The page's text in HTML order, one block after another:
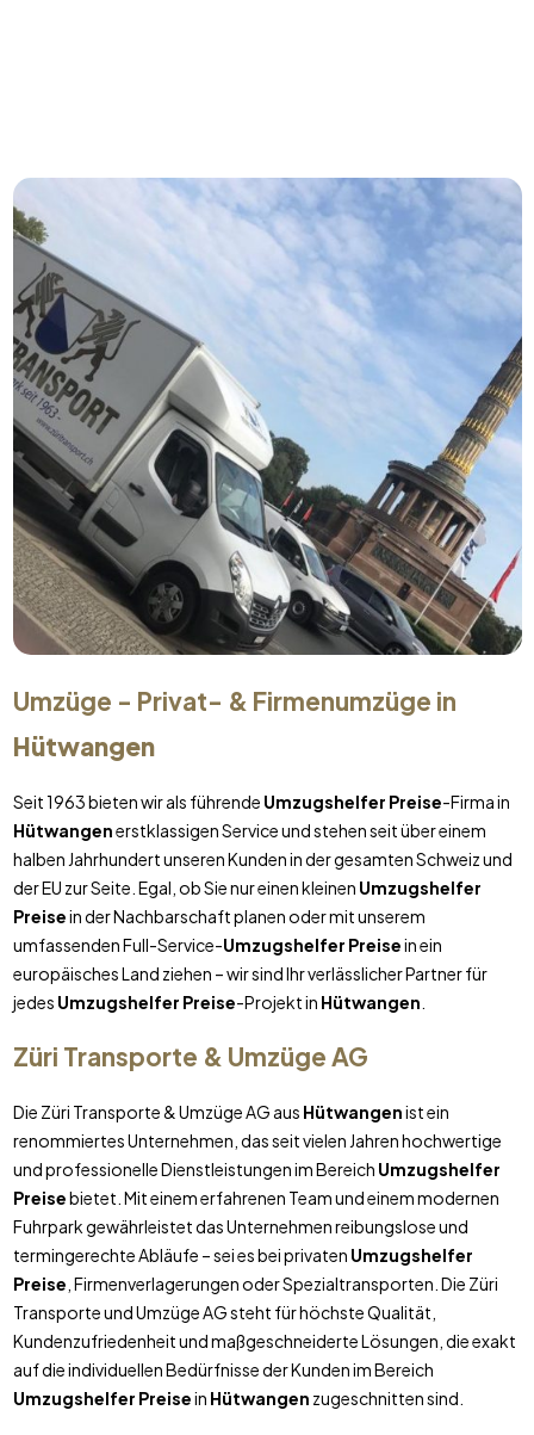
Umzüge - Privat- & Firmenumzüge in
Hütwangen
Seit 1963 bieten wir als führende Umzugshelfer Preise-Firma in
Hütwangenerstklassigen Service und stehen seit über einem
halben Jahrhundert unseren Kunden in der gesamten Schweiz und
der EU zur Seite. Egal, ob Sie nur einen kleinen Umzugshelfer
Preisein der Nachbarschaft planen oder mit unserem
umfassenden Full-Service-Umzugshelfer Preisein ein
europäisches Land ziehen – wir sind Ihr verlässlicher Partner für
jedes Umzugshelfer Preise-Projekt in Hütwangen
Züri Transporte & Umzüge AG
Die Züri Transporte & Umzüge AG aus Hütwangenist ein
renommiertes Unternehmen, das seit vielen Jahren hochwertige
und professionelle Dienstleistungen im Bereich Umzugshelfer
Preisebietet. Mit einem erfahrenen Team und einem modernen
Fuhrpark gewährleistet das Unternehmen reibungslose und
termingerechte Abläufe – sei es bei privaten Umzugshelfer
Preise , Firmenverlagerungen oder Spezialtransporten. Die Züri
Transporte und Umzüge AG steht für höchste Qualität,
Kundenzufriedenheit und maßgeschneiderte Lösungen, die exakt
auf die individuellen Bedürfnisse der Kunden im Bereich
Umzugshelfer Preisein Hütwangen zugeschnitten sind.